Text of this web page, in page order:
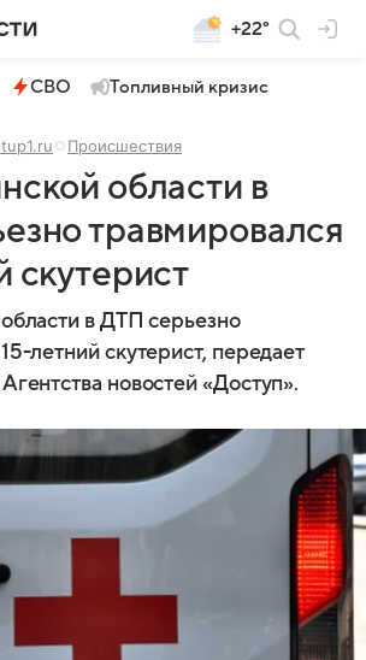
+22°
СВО Топливный кризис
Происшествия
области в
травмировался
скутерист
в ДТП серьезно
летний скутерист, передает
новостей «Доступ».